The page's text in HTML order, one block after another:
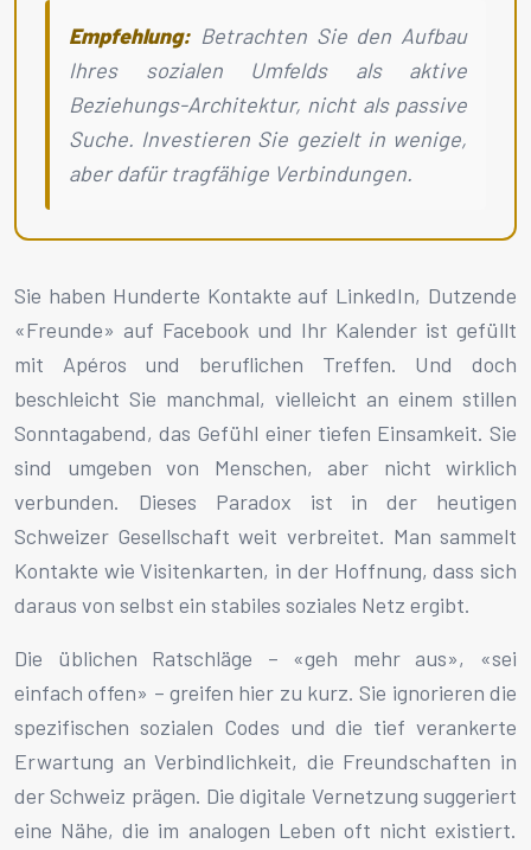
Empfehlung: Betrachten Sie den Aufbau
Ihres sozialen Umfelds als aktive
Beziehungs-Architektur, nicht als passive
Suche. Investieren Sie gezielt in wenige,
aber dafür tragfähige Verbindungen.
Sie haben Hunderte Kontakte auf LinkedIn, Dutzende
«Freunde» auf Facebook und Ihr Kalender ist gefüllt
mit Apéros und beruflichen Treffen. Und doch
beschleicht Sie manchmal, vielleicht an einem stillen
Sonntagabend, das Gefühl einer tiefen Einsamkeit. Sie
sind umgeben von Menschen, aber nicht wirklich
verbunden. Dieses Paradox ist in der heutigen
Schweizer Gesellschaft weit verbreitet. Man sammelt
Kontakte wie Visitenkarten, in der Hoffnung, dass sich
daraus von selbst ein stabiles soziales Netz ergibt.
Die üblichen Ratschläge – «geh mehr aus», «sei
einfach offen» – greifen hier zu kurz. Sie ignorieren die
spezifischen sozialen Codes und die tief verankerte
Erwartung an Verbindlichkeit, die Freundschaften in
der Schweiz prägen. Die digitale Vernetzung suggeriert
eine Nähe, die im analogen Leben oft nicht existiert.